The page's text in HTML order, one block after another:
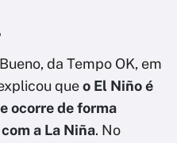
da Tempo OK, em
queo El Niño é
ocorre de forma
a La Niña. No